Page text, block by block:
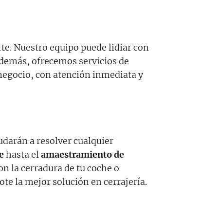
Nuestro equipo puede lidiar con
ofrecemos servicios de
con atención inmediata y
a resolver cualquier
hasta elamaestramiento de
la cerradura de tu coche o
la mejor solución en cerrajería.